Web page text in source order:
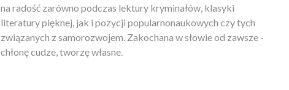
na radość zarówno podczas lektury kryminałów, klasyki
literatury pięknej, jak i pozycji popularnonaukowych czy tych
związanych z samorozwojem. Zakochana w słowie od zawsze -
chłonę cudze, tworzę własne.